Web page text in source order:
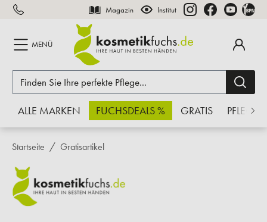
springen Magazin Institut
MENÜ
ALLE MARKEN FUCHSDEALS % GRATIS PFLEGE
Startseite Gratisartikel